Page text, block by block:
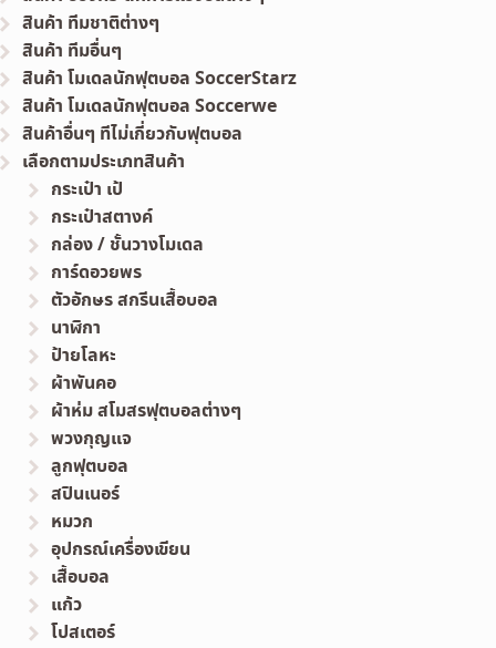
สินค้า ทีมชาติต่างๆ
สินค้า ทีมอื่นๆ
สินค้า โมเดลนักฟุตบอล SoccerStarz
สินค้า โมเดลนักฟุตบอล Soccerwe
สินค้าอื่นๆ ทีไม่เกี่ยวกับฟุตบอล
เลือกตามประเภทสินค้า
กระเป๋า เป้
กระเป๋าสตางค์
กล่อง / ชั้นวางโมเดล
การ์ดอวยพร
ตัวอักษร สกรีนเสื้อบอล
นาฬิกา
ป้ายโลหะ
ผ้าพันคอ
ผ้าห่ม สโมสรฟุตบอลต่างๆ
พวงกุญแจ
ลูกฟุตบอล
สปินเนอร์
หมวก
อุปกรณ์เครื่องเขียน
เสื้อบอล
แก้ว
โปสเตอร์